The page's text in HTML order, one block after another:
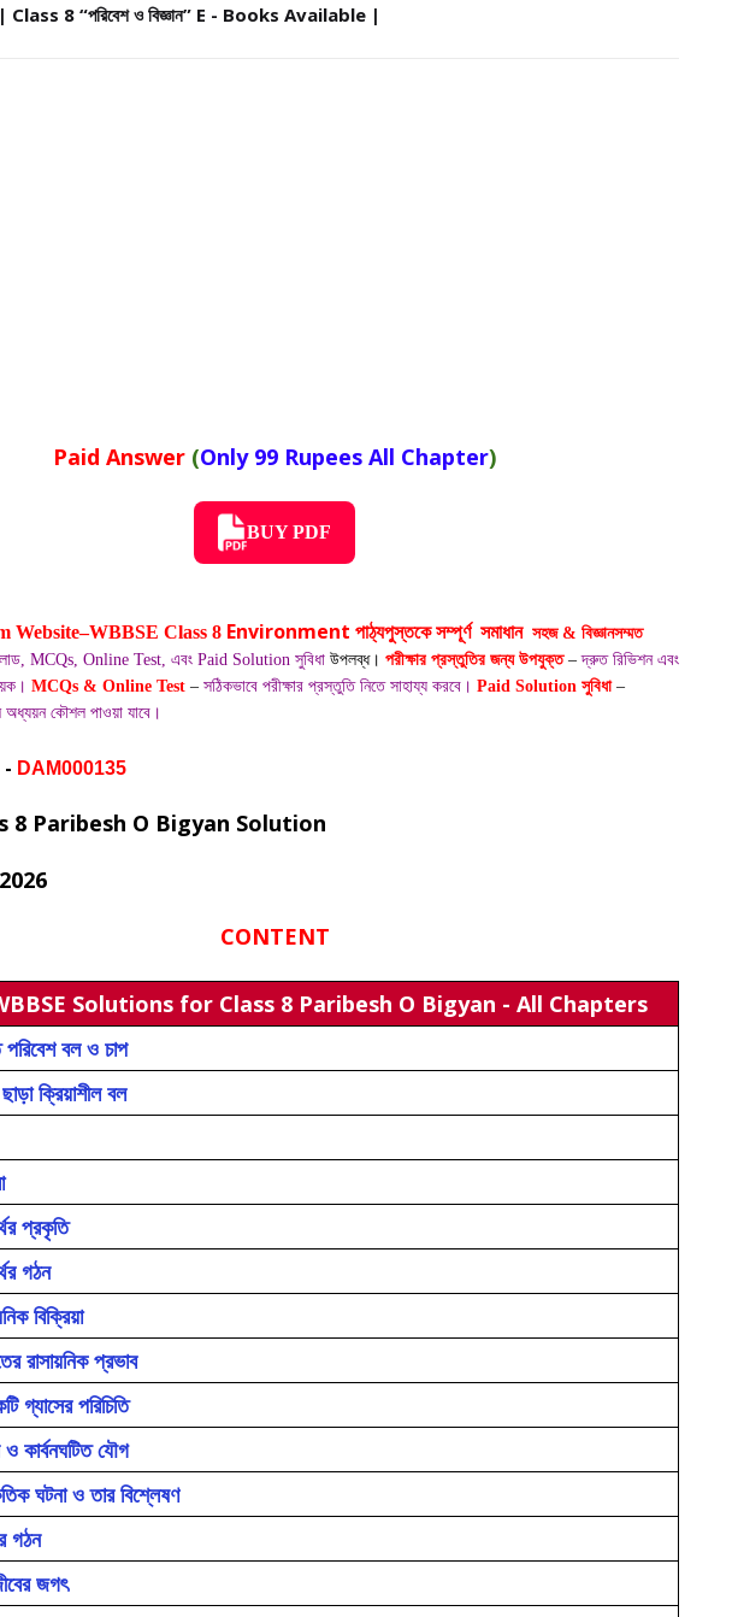
8 “পরিবেশ ও বিজ্ঞান” E - Books Available |
Paid Answer (Only 99 Rupees All Chapter)
BUY PDF
Website–WBBSE Class 8 Environment পাঠ্যপুস্তকেসম্পূর্ণ সমাধান সহজ & বিজ্ঞানসম্মত
MCQs, Online Test, এবং Paid Solution সুবিধা উপলব্ধ। পরীক্ষার প্রস্তুতির জন্য উপযুক্ত–দ্রুত রিভিশন এবং
MCQs & Online Test – সঠিকভাবে পরীক্ষার প্রস্তুতি নিতে সাহায্য করবে। Paid Solution সুবিধা –
অধ্যয়ন কৌশল পাওয়া যাবে।
DAM000135
8 Paribesh O Bigyan Solution
CONTENT
Solutions for Class 8 Paribesh O Bigyan - All Chapters
বল ও চাপ
ক্রিয়াশীল বল
প্রকৃতি
গঠন
বিক্রিয়া
রাসায়নিক প্রভাব
গ্যাসের পরিচিতি
ও কার্বনঘটিত যৌগ
ঘটনা ও তার বিশ্লেষণ
গঠন
জগৎ